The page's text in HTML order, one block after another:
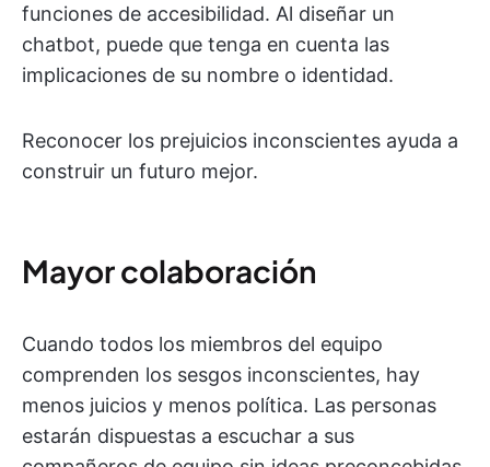
funciones de accesibilidad. Al diseñar un
chatbot, puede que tenga en cuenta las
implicaciones de su nombre o identidad.
Reconocer los prejuicios inconscientes ayuda a
construir un futuro mejor.
Mayor colaboración
Cuando todos los miembros del equipo
comprenden los sesgos inconscientes, hay
menos juicios y menos política. Las personas
estarán dispuestas a escuchar a sus